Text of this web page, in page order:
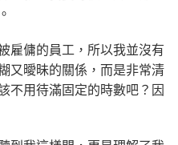
雇傭的員工，所以我並沒有
又曖昧的關係，而是非常清
不用待滿固定的時數吧？因